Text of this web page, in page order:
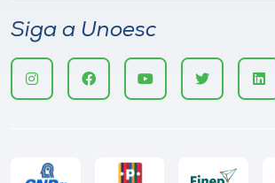
Siga a Unoesc